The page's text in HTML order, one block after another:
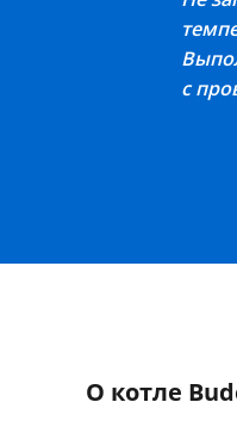
с
О котле